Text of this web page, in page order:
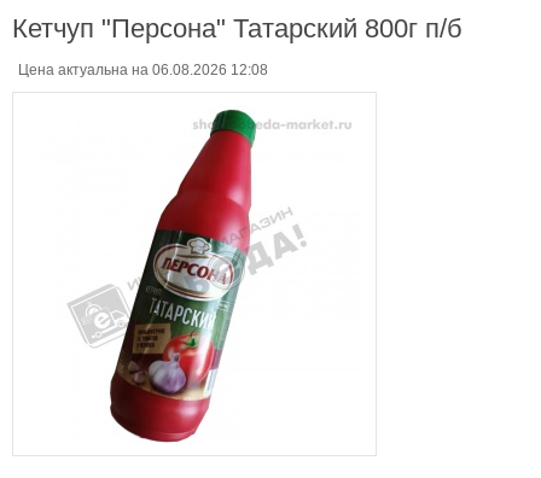
Кетчуп "Персона" Татарский 800г п/б
Цена актуальна на 06.08.2026 12:08